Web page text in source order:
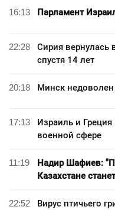
16:13 Парламент
22:28
Сирия
спустя 14 лет
20:18 Минск
17:13
Израиль и
военной сфере
11:19
Надир Шафиев:
Казахстане
22:52
Вирус птичьего